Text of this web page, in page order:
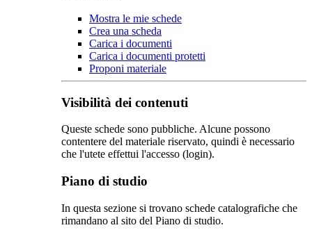
Mostra le mie schede
Crea una scheda
Carica i documenti
Carica i documenti protetti
Proponi materiale
Visibilità dei contenuti
Queste schede sono pubbliche. Alcune possono
contentere del materiale riservato, quindi è necessario
che l'utete effettui l'accesso (login).
Piano di studio
In questa sezione si trovano schede catalografiche che
rimandano al sito del Piano di studio.